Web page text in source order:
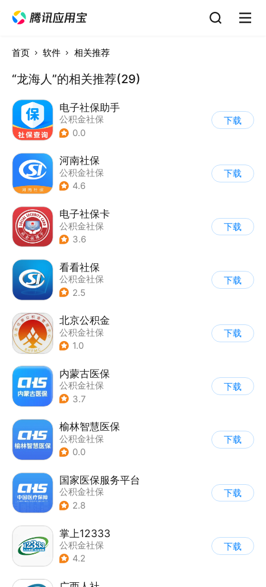
首页 软件 相关推荐
“龙海人”的相关推荐(29)
电子社保助手
公积金社保
0.0
下载
河南社保
公积金社保
4.6
下载
电子社保卡
公积金社保
3.6
下载
看看社保
公积金社保
2.5
下载
北京公积金
公积金社保
1.0
下载
内蒙古医保
公积金社保
3.7
下载
榆林智慧医保
公积金社保
0.0
下载
国家医保服务平台
公积金社保
2.8
下载
掌上12333
公积金社保
4.2
下载